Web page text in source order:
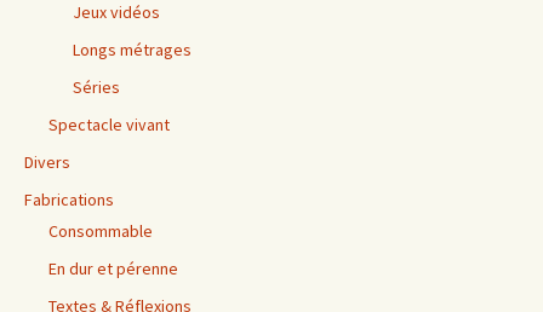
Jeux vidéos
Longs métrages
Séries
Spectacle vivant
Divers
Fabrications
Consommable
En dur et pérenne
Textes & Réflexions